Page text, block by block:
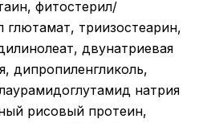
фитостерил/
глютамат, триизостеарин,
двунатриевая
дипропиленгликоль,
натрия
рисовый протеин,